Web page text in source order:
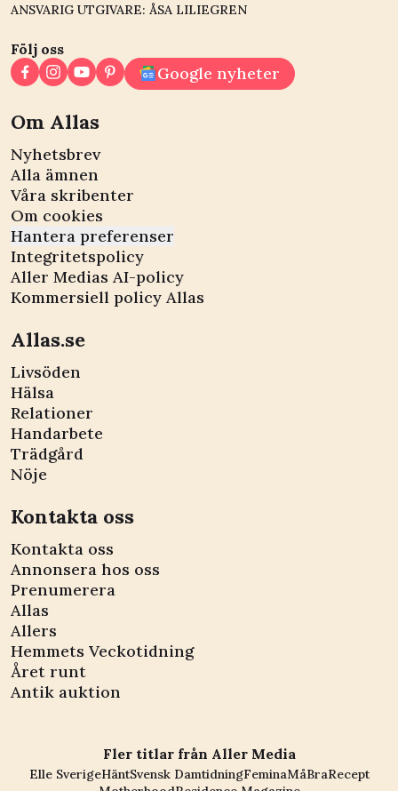
ANSVARIG UTGIVARE: ÅSA LILIEGREN
Följ oss
Google nyheter
Om Allas
Nyhetsbrev
Alla ämnen
Våra skribenter
Om cookies
Hantera preferenser
Integritetspolicy
Aller Medias AI-policy
Kommersiell policy Allas
Allas.se
Livsöden
Hälsa
Relationer
Handarbete
Trädgård
Nöje
Kontakta oss
Kontakta oss
Annonsera hos oss
Prenumerera
Allas
Allers
Hemmets Veckotidning
Året runt
Antik auktion
Fler titlar från Aller Media
Elle SverigeHäntSvensk DamtidningFeminaMåBraRecept